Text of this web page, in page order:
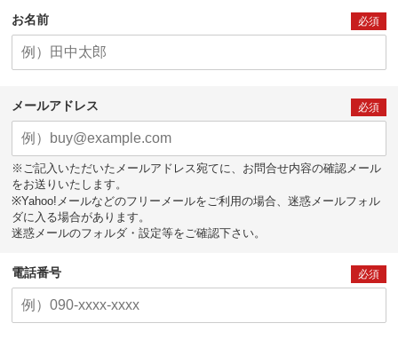
お名前 必須
メールアドレス 必須
※ご記入いただいたメールアドレス宛てに、お問合せ内容の確認メール
をお送りいたします。
※Yahoo!メールなどのフリーメールをご利用の場合、迷惑メールフォル
ダに入る場合があります。
迷惑メールのフォルダ・設定等をご確認下さい。
電話番号 必須